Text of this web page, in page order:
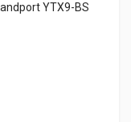
YTX9-BS